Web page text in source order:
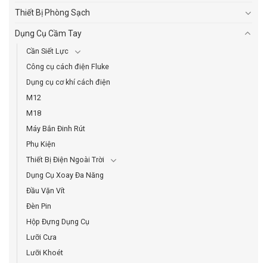
Thiết Bị Phòng Sạch
Dụng Cụ Cầm Tay
Cần Siết Lực
Công cụ cách điện Fluke
Dụng cụ cơ khí cách điện
M12
M18
Máy Bắn Đinh Rút
Phụ Kiện
Thiết Bị Điện Ngoài Trời
Dụng Cụ Xoay Đa Năng
Đầu Vặn Vít
Đèn Pin
Hộp Đựng Dụng Cụ
Lưỡi Cưa
Lưỡi Khoét